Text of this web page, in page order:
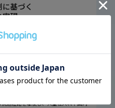
基づく
実現
通経路を駆使し、大量仕入れや国内